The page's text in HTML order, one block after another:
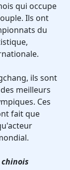
qui occupe
Ils ont
du
ils sont
meilleurs
Ces
fait que